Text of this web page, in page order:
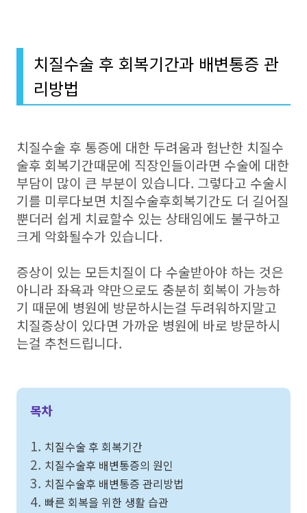
치질수술 후 회복기간과 배변통증 관
리방법
치질수술 후 통증에 대한 두려움과 험난한 치질수
술후 회복기간때문에 직장인들이라면 수술에 대한
부담이 많이 큰 부분이 있습니다. 그렇다고 수술시
기를 미루다보면 치질수술후회복기간도 더 길어질
뿐더러 쉽게 치료할수 있는 상태임에도 불구하고
크게 악화될수가 있습니다.
증상이 있는 모든치질이 다 수술받아야 하는 것은
아니라 좌욕과 약만으로도 충분히 회복이 가능하
기 때문에 병원에 방문하시는걸 두려워하지말고
치질증상이 있다면 가까운 병원에 바로 방문하시
는걸 추천드립니다.
목차
1. 치질수술 후 회복기간
2. 치질수술후 배변통증의 원인
3. 치질수술후 배변통증 관리방법
4. 빠른 회복을 위한 생활 습관